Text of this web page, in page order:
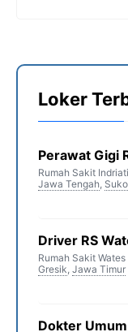
Loker
Perawat Gigi
Rumah Sakit Indriati
Jawa Tengah,
Driver RS
Rumah Sakit
Gresik, Jawa Timur
Dokter